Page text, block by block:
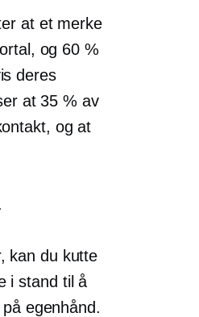
at et merke
og 60 %
deres
at 35 % av
og at
kan du kutte
i stand til å
på egenhånd.